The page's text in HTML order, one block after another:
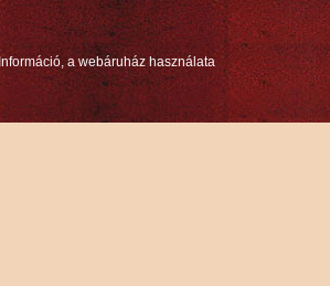
Információ, a webáruház használata